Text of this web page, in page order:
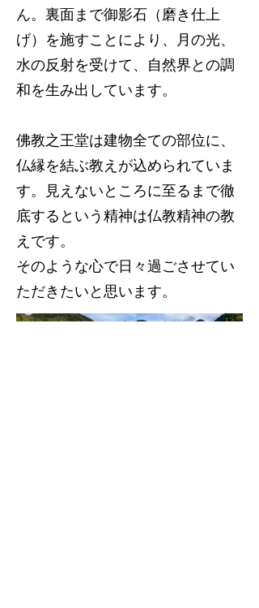
ん。裏面まで御影石（磨き仕上
げ）を施すことにより、月の光、
水の反射を受けて、自然界との調
和を生み出しています。
佛教之王堂は建物全ての部位に、
仏縁を結ぶ教えが込められていま
す。見えないところに至るまで徹
底するという精神は仏教精神の教
えです。
そのような心で日々過ごさせてい
ただきたいと思います。